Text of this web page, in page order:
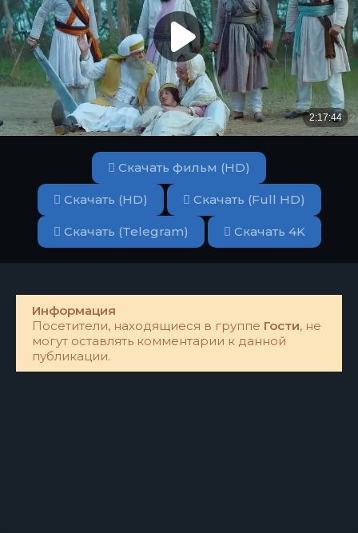
Скачать фильм (HD)
Скачать (HD) Скачать (Full HD)
Скачать (Telegram) Скачать 4K
Информация
Посетители, находящиеся в группе Гости, не
могут оставлять комментарии к данной
публикации.